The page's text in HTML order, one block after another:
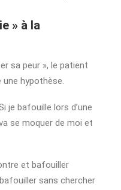
» à la
sa peur », le patient
hypothèse.
je bafouille lors d’une
se moquer de moi et
et bafouiller
sans chercher